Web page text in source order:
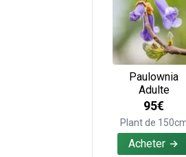
Paulownia
Adulte
95€
Plant de
Acheter